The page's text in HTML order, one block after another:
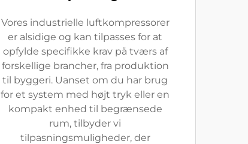
Vores industrielle luftkompressorer
er alsidige og kan tilpasses for at
opfylde specifikke krav på tværs af
forskellige brancher, fra produktion
til byggeri. Uanset om du har brug
for et system med højt tryk eller en
kompakt enhed til begrænsede
rum, tilbyder vi
tilpasningsmuligheder, der